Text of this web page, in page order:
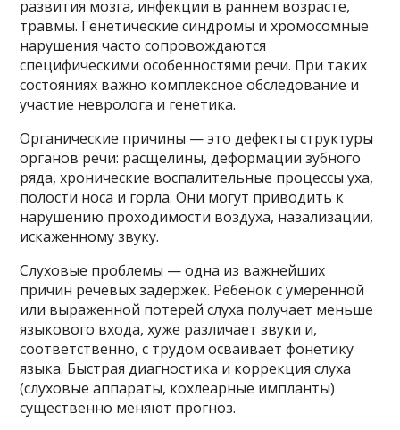
развития мозга, инфекции в раннем возрасте,
травмы. Генетические синдромы и хромосомные
нарушения часто сопровождаются
специфическими особенностями речи. При таких
состояниях важно комплексное обследование и
участие невролога и генетика.
Органические причины — это дефекты структуры
органов речи: расщелины, деформации зубного
ряда, хронические воспалительные процессы уха,
полости носа и горла. Они могут приводить к
нарушению проходимости воздуха, назализации,
искаженному звуку.
Слуховые проблемы — одна из важнейших
причин речевых задержек. Ребенок с умеренной
или выраженной потерей слуха получает меньше
языкового входа, хуже различает звуки и,
соответственно, с трудом осваивает фонетику
языка. Быстрая диагностика и коррекция слуха
(слуховые аппараты, кохлеарные импланты)
существенно меняют прогноз.